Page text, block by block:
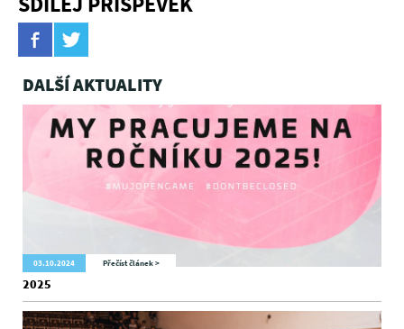
DALŠÍ AKTUALITY
03.10.2024 Přečíst článek >
2025